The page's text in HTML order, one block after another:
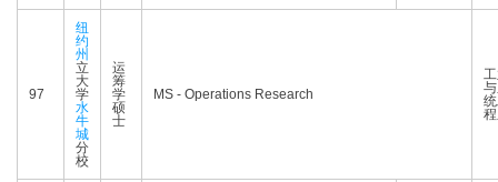
97
纽
约
州
立
大
学
水
牛
城
分
校
运
筹
学
硕
士
MS - Operations Research